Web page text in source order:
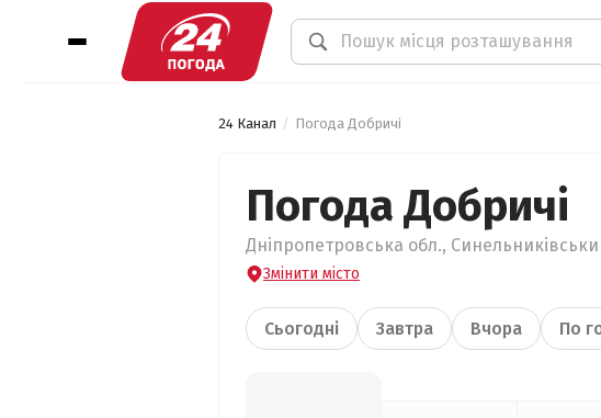
24 Канал Погода Добричі
Погода Добричі
Дніпропетровська обл.,
Змінити місто
Сьогодні Завтра Вчора По